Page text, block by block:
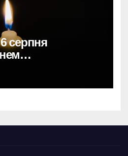
серпня
в жалобі: 6
скорботи за